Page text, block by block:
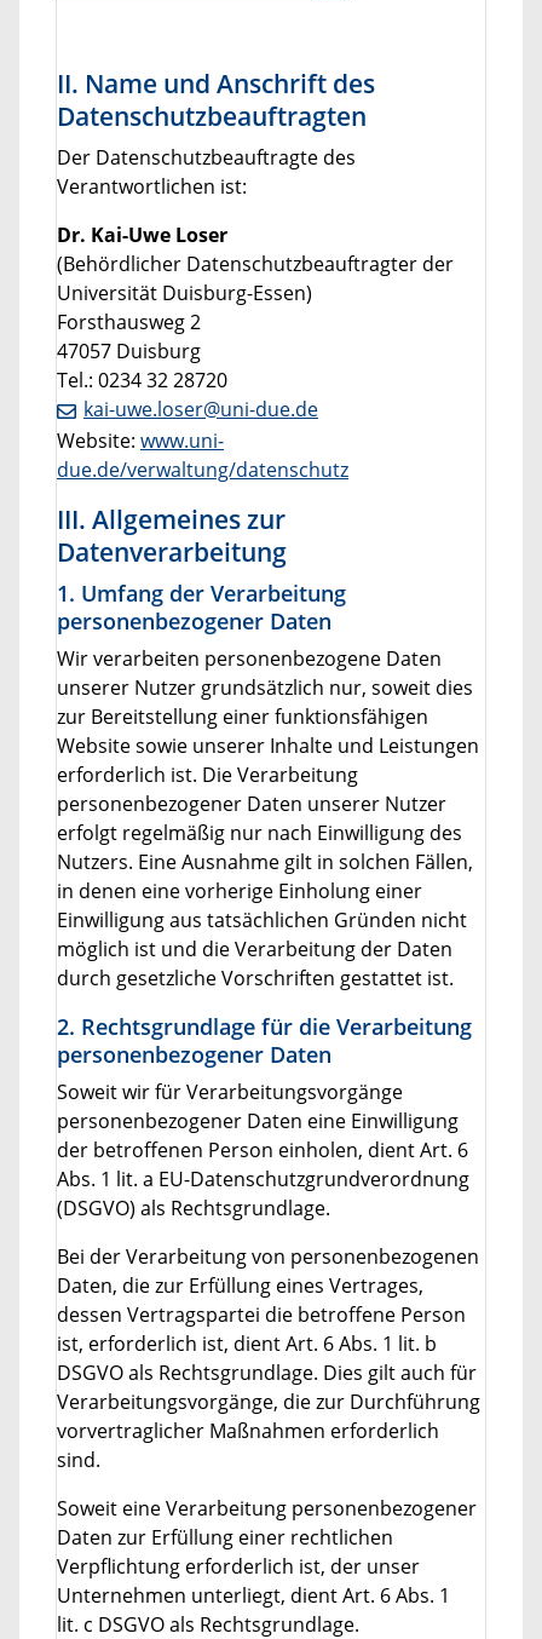
II. Name und Anschrift des
Datenschutzbeauftragten
Der Datenschutzbeauftragte des
Verantwortlichen ist:
Dr. Kai-Uwe Loser
(Behördlicher Datenschutzbeauftragter der
Universität Duisburg-Essen)
Forsthausweg 2
47057 Duisburg
Tel.: 0234 32 28720
kai-uwe.loser@uni-due.de
Website: www.uni-
due.de/verwaltung/datenschutz
III. Allgemeines zur
Datenverarbeitung
1. Umfang der Verarbeitung
personenbezogener Daten
Wir verarbeiten personenbezogene Daten
unserer Nutzer grundsätzlich nur, soweit dies
zur Bereitstellung einer funktionsfähigen
Website sowie unserer Inhalte und Leistungen
erforderlich ist. Die Verarbeitung
personenbezogener Daten unserer Nutzer
erfolgt regelmäßig nur nach Einwilligung des
Nutzers. Eine Ausnahme gilt in solchen Fällen,
in denen eine vorherige Einholung einer
Einwilligung aus tatsächlichen Gründen nicht
möglich ist und die Verarbeitung der Daten
durch gesetzliche Vorschriften gestattet ist.
2. Rechtsgrundlage für die Verarbeitung
personenbezogener Daten
Soweit wir für Verarbeitungsvorgänge
personenbezogener Daten eine Einwilligung
der betroffenen Person einholen, dient Art. 6
Abs. 1 lit. a EU-Datenschutzgrundverordnung
(DSGVO) als Rechtsgrundlage.
Bei der Verarbeitung von personenbezogenen
Daten, die zur Erfüllung eines Vertrages,
dessen Vertragspartei die betroffene Person
ist, erforderlich ist, dient Art. 6 Abs. 1 lit. b
DSGVO als Rechtsgrundlage. Dies gilt auch für
Verarbeitungsvorgänge, die zur Durchführung
vorvertraglicher Maßnahmen erforderlich
sind.
Soweit eine Verarbeitung personenbezogener
Daten zur Erfüllung einer rechtlichen
Verpflichtung erforderlich ist, der unser
Unternehmen unterliegt, dient Art. 6 Abs. 1
lit. c DSGVO als Rechtsgrundlage.